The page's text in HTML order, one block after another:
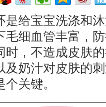
是给宝宝洗涤和
毛细血管丰富，
时，不造成皮肤
及奶汁对皮肤的
关键。